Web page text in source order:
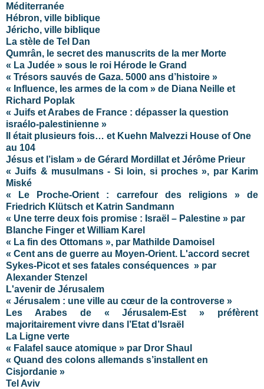
Méditerranée
Hébron, ville biblique
Jéricho, ville biblique
La stèle de Tel Dan
Qumrân, le secret des manuscrits de la mer Morte
« La Judée » sous le roi Hérode le Grand
« Trésors sauvés de Gaza. 5000 ans d’histoire »
« Influence, les armes de la com » de Diana Neille et
Richard Poplak
« Juifs et Arabes de France : dépasser la question
israélo-palestinienne »
Il était plusieurs fois… et Kuehn Malvezzi House of One
au 104
Jésus et l’islam » de Gérard Mordillat et Jérôme Prieur
« Juifs & musulmans - Si loin, si proches », par Karim
Miské
« Le Proche-Orient : carrefour des religions » de
Friedrich Klütsch et Katrin Sandmann
« Une terre deux fois promise : Israël – Palestine » par
Blanche Finger et William Karel
« La fin des Ottomans », par Mathilde Damoisel
« Cent ans de guerre au Moyen-Orient. L'accord secret
Sykes-Picot et ses fatales conséquences » par
Alexander Stenzel
L'avenir de Jérusalem
« Jérusalem : une ville au cœur de la controverse »
Les Arabes de « Jérusalem-Est » préfèrent
majoritairement vivre dans l’Etat d’Israël
La Ligne verte
« Falafel sauce atomique » par Dror Shaul
« Quand des colons allemands s’installent en
Cisjordanie »
Tel Aviv